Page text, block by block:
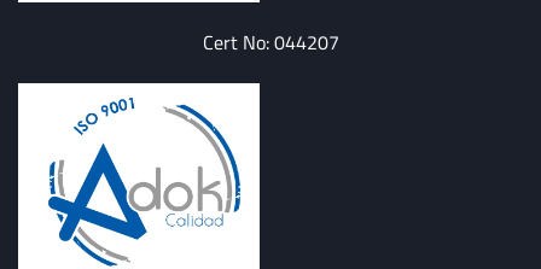
Cert No: 044207